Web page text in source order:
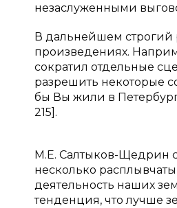
незаслуженными
В дальнейшем строгий
произведениях.
сократил отдельные
разрешить некоторые
бы Вы жили в
215].
М.Е. Салтыков-Щедрин
несколько
деятельность наших
тенденция, что лучше